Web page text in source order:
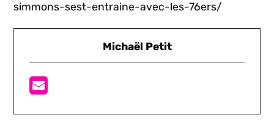
simmons-sest-entraine-avec-les-76ers/
Michaël Petit